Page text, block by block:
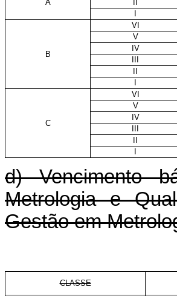
A
B
VI
V
IV
C
VI
V
IV
d) Vencimento
Metrologia e
Gestão em
CLASSE